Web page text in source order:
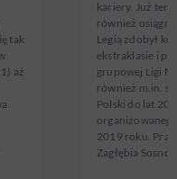
tak
aż
kariery. Już
również
Legią zdobył
ekstraklasie i
grupowej Ligi
również m.in.
Polski do lat
2019 roku.
Zagłębia